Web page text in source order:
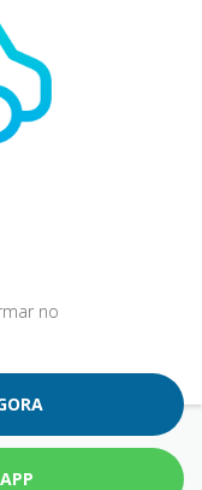
no